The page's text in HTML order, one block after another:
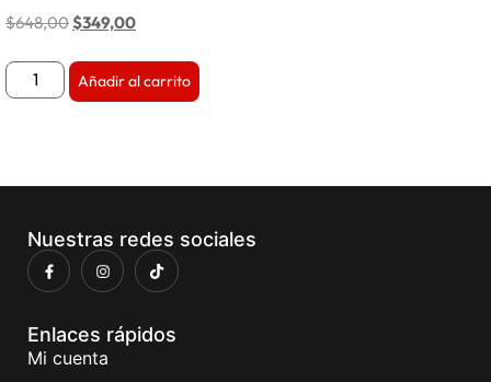
$648,00$349,00
Añadir al carrito
Nuestras redes sociales
Enlaces rápidos
Mi cuenta